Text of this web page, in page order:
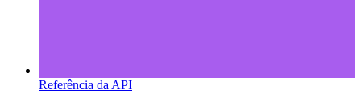
Referência da API